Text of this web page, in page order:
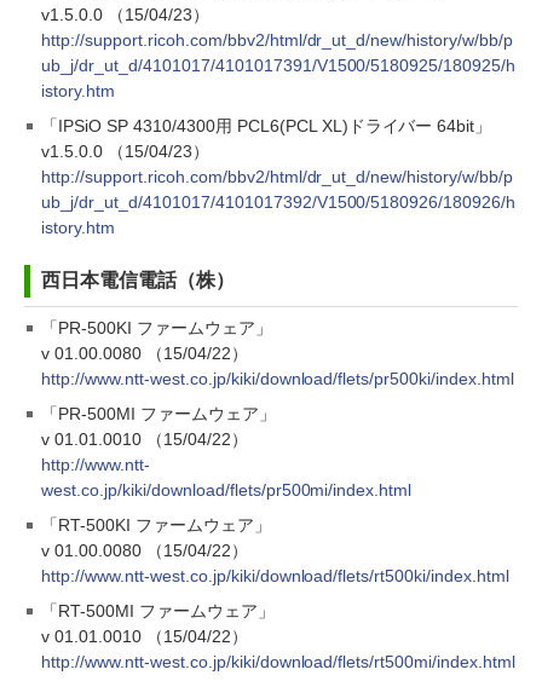
v1.5.0.0 （15/04/23）
http://support.ricoh.com/bbv2/html/dr_ut_d/new/history/w/bb/p
ub_j/dr_ut_d/4101017/4101017391/V1500/5180925/180925/h
istory.htm
「IPSiO SP 4310/4300用 PCL6(PCL XL)ドライバー 64bit」
v1.5.0.0 （15/04/23）
http://support.ricoh.com/bbv2/html/dr_ut_d/new/history/w/bb/p
ub_j/dr_ut_d/4101017/4101017392/V1500/5180926/180926/h
istory.htm
西日本電信電話（株）
「PR-500KI ファームウェア」
v 01.00.0080 （15/04/22）
http://www.ntt-west.co.jp/kiki/download/flets/pr500ki/index.html
「PR-500MI ファームウェア」
v 01.01.0010 （15/04/22）
http://www.ntt-
west.co.jp/kiki/download/flets/pr500mi/index.html
「RT-500KI ファームウェア」
v 01.00.0080 （15/04/22）
http://www.ntt-west.co.jp/kiki/download/flets/rt500ki/index.html
「RT-500MI ファームウェア」
v 01.01.0010 （15/04/22）
http://www.ntt-west.co.jp/kiki/download/flets/rt500mi/index.html